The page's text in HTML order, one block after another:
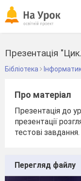
Презентація
Бібліотека
Про матеріал
Презентація до
презентації
тестові завдання.
Перегляд файлу